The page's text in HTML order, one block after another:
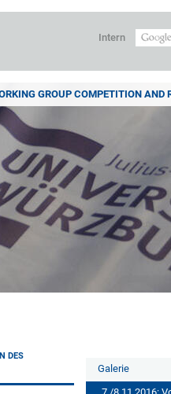
Intern
GROUP COMPETITION AND
DES
Galerie